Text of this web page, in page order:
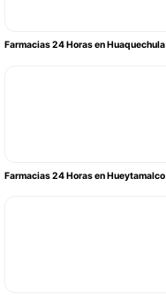
Farmacias 24 Horas en Huaquechula
Farmacias 24 Horas en Hueytamalco